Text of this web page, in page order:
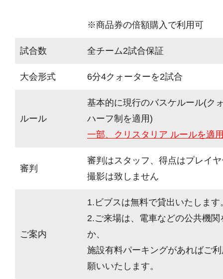
※商品券の倍額購入で利用可
試合数 全チーム2試合保証
大会形式 6分4クォーターを2試合
ルール
基本的に現行のバスケルール(ク
ハーフ制を適用)
一部、クリスタリア ルールを適
審判
審判はスタッフ、得点はプレイ
撮影は致しません
ご案内
1.ビブスは無料で貸出いたします
2.ご来場は、電車などの公共機
か、
施設有料パーキングがあればご
願いいたします。